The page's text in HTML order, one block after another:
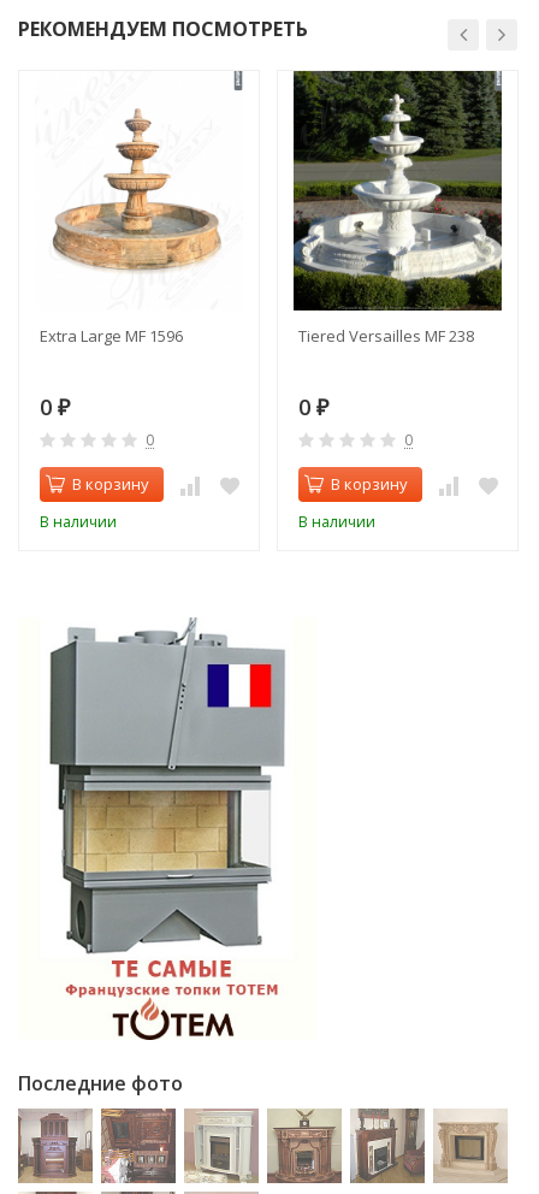
РЕКОМЕНДУЕМ ПОСМОТРЕТЬ
Extra Large MF 1596
0 ₽
0
В корзину
В наличии
Tiered Versailles MF 238
0 ₽
0
В корзину
В наличии
Последние фото